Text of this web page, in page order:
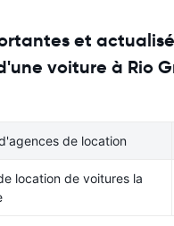
et
voiture à Rio
de location
location de voitures la